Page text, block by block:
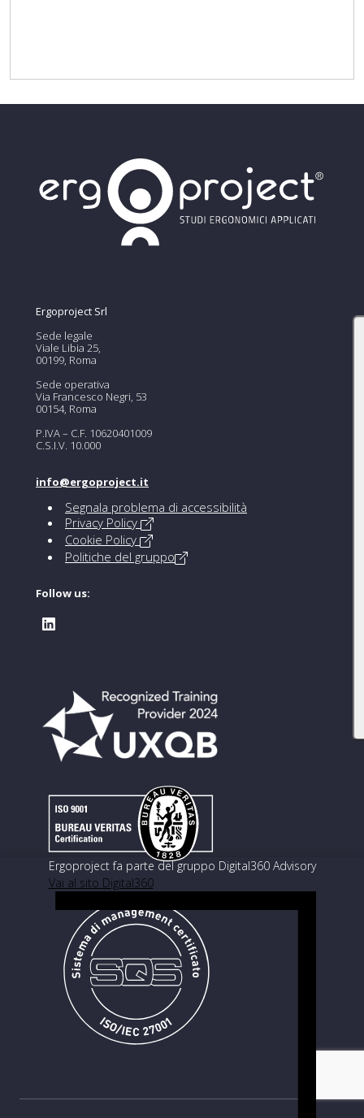
Ergoproject Srl
Sede legale
Viale Libia 25,
00199, Roma
Sede operativa
Via Francesco Negri, 53
00154, Roma
P.IVA – C.F. 10620401009
C.S.I.V. 10.000
info@ergoproject.it
Segnala problema di accessibilità
Privacy Policy
Cookie Policy
Politiche del gruppo
Follow us:
Ergoproject fa parte del gruppo Digital360 Advisory
Vai al sito Digital360